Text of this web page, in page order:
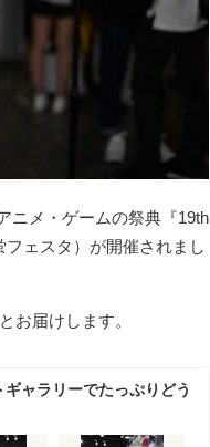
ニメ・ゲームの祭典『19th
ェスタ）が開催されまし
お届けします。
ャラリーでたっぷりどう